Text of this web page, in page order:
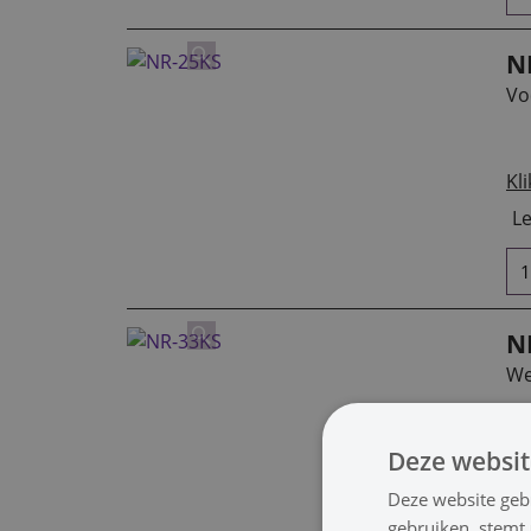
Deze
Deze website